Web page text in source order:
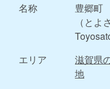
名称
豊郷町
（とよ
エリア
滋賀県
地